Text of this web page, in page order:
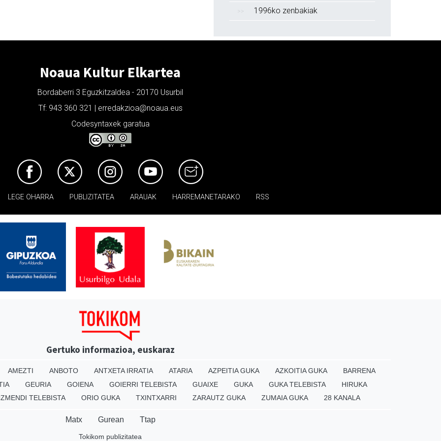
1996ko zenbakiak
Noaua Kultur Elkartea
Bordaberri 3 Eguzkitzaldea - 20170 Usurbil
Tf: 943 360 321 | erredakzioa@noaua.eus
Codesyntaxek garatua
LEGE OHARRA PUBLIZITATEA ARAUAK HARREMANETARAKO RSS
Gertuko informazioa, euskaraz
AMEZTI ANBOTO ANTXETA IRRATIA ATARIA AZPEITIA GUKA AZKOITIA GUKA
BARRENA
GEURIA GOIENA GOIERRI TELEBISTA GUAIXE GUKA GUKA TELEBISTA
HIRUKA
TELEBISTA ORIO GUKA TXINTXARRI ZARAUTZ GUKA ZUMAIA GUKA 28 KANALA
Matx Gurean Ttap
Tokikom publizitatea